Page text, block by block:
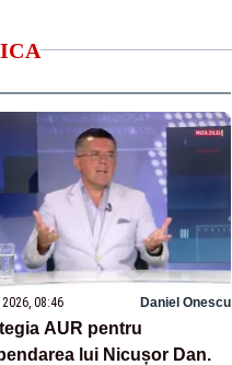
08:46 Daniel Onescu
AUR pentru
lui Nicușor Dan.